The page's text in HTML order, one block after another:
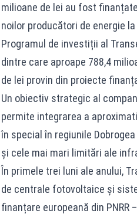
milioane de lei au fost
noilor producători de energie
Programul de investiții al
dintre care aproape 788,4
de lei provin din proiecte
Un obiectiv strategic al
permite integrarea a
în special în regiunile
și cele mai mari limitări ale
În primele trei luni ale anului,
de centrale fotovoltaice și
finanțare europeană din PNRR